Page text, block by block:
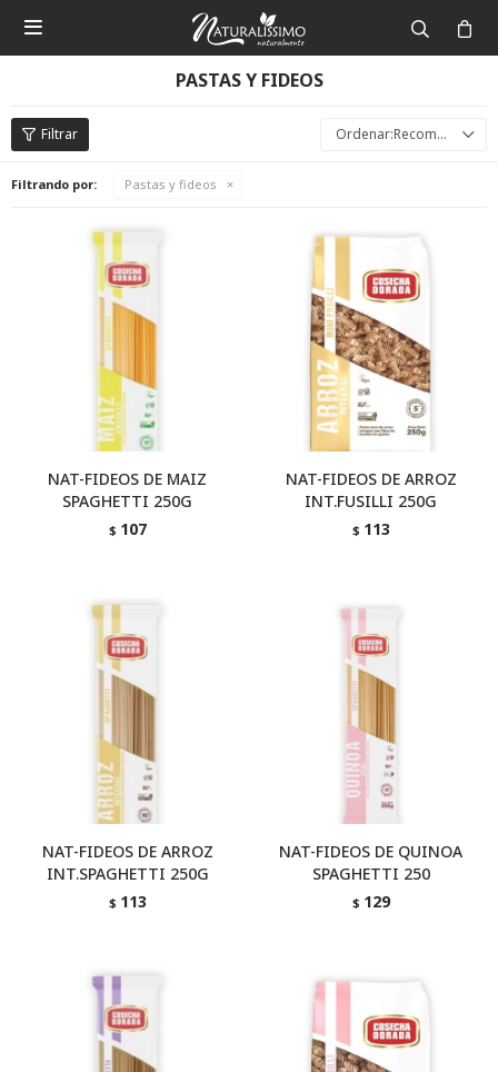

PASTAS Y FIDEOS
Recomendados
Filtrando por: Pastas y fideos
NAT-FIDEOS DE MAIZ
SPAGHETTI 250G
$ 107
NAT-FIDEOS DE ARROZ
INT.FUSILLI 250G
$ 113
NAT-FIDEOS DE ARROZ
INT.SPAGHETTI 250G
$ 113
NAT-FIDEOS DE QUINOA
SPAGHETTI 250
$ 129